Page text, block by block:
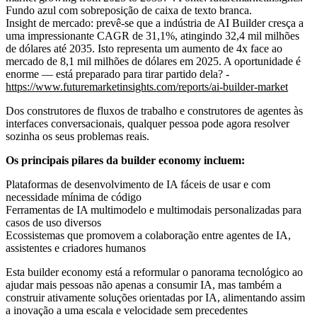
Insight de mercado: prevê-se que a indústria de AI Builder cresça a
uma impressionante CAGR de 31,1%, atingindo 32,4 mil milhões
de dólares até 2035. Isto representa um aumento de 4x face ao
mercado de 8,1 mil milhões de dólares em 2025. A oportunidade é
enorme — está preparado para tirar partido dela? -
https://www.futuremarketinsights.com/reports/ai-builder-market
Dos construtores de fluxos de trabalho e construtores de agentes às
interfaces conversacionais, qualquer pessoa pode agora resolver
sozinha os seus problemas reais.
Os principais pilares da builder economy incluem:
Plataformas de desenvolvimento de IA fáceis de usar e com
necessidade mínima de código
Ferramentas de IA multimodelo e multimodais personalizadas para
casos de uso diversos
Ecossistemas que promovem a colaboração entre agentes de IA,
assistentes e criadores humanos
Esta builder economy está a reformular o panorama tecnológico ao
ajudar mais pessoas não apenas a consumir IA, mas também a
construir ativamente soluções orientadas por IA, alimentando assim
a inovação a uma escala e velocidade sem precedentes